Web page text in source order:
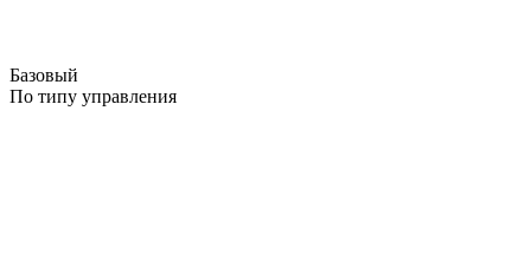
Базовый
По типу управления